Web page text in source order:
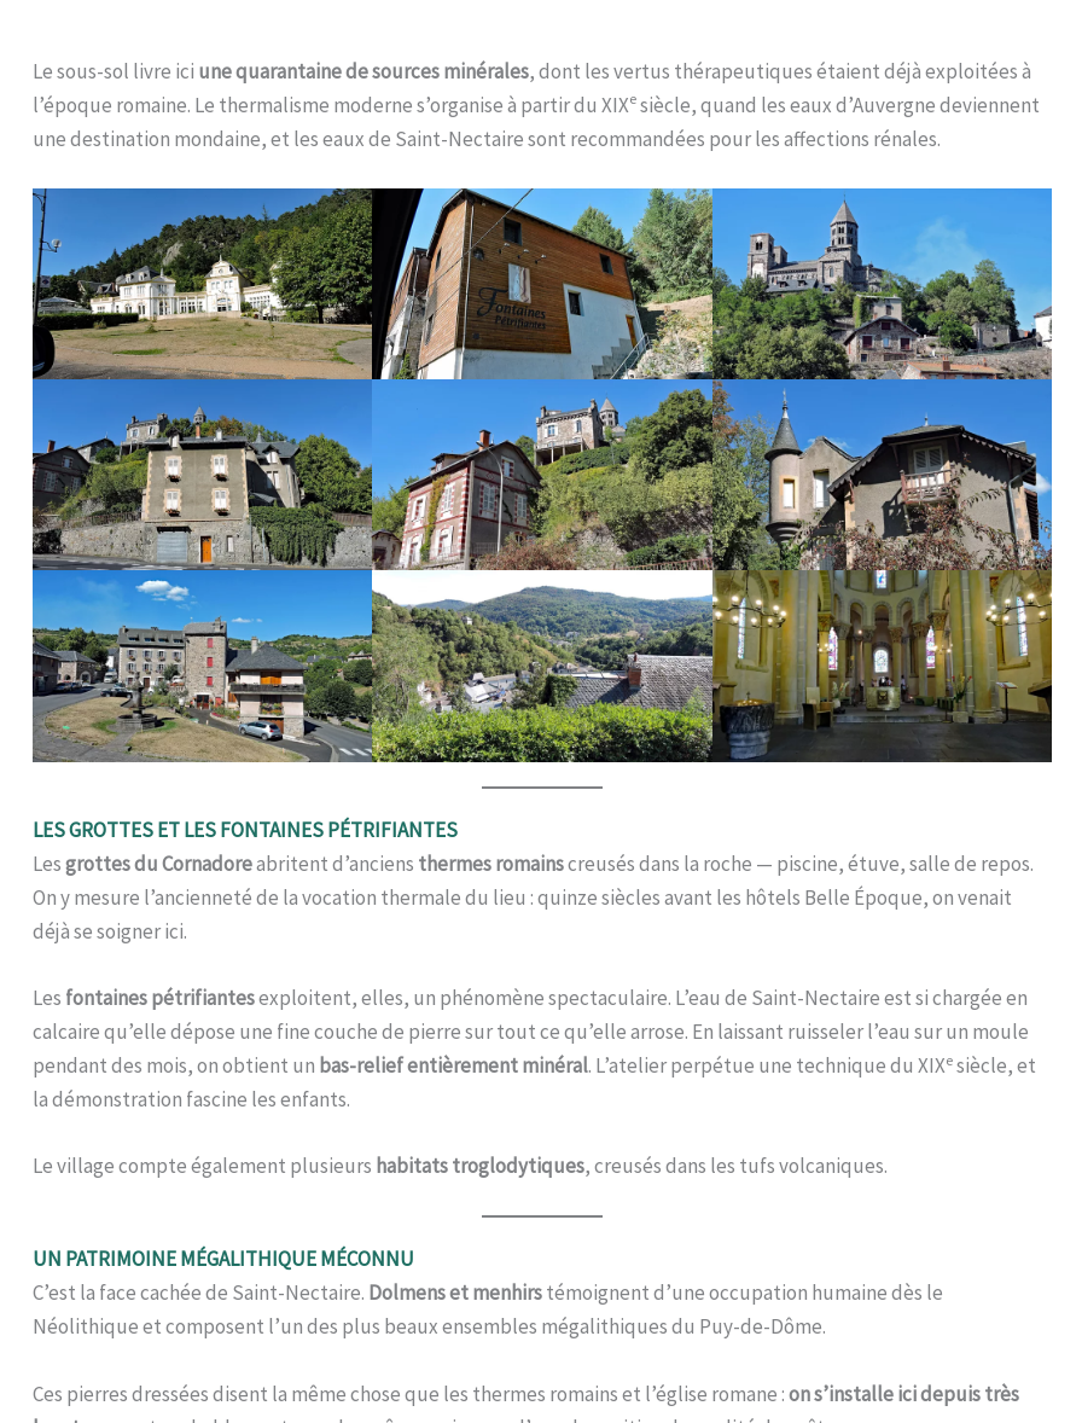
Le sous-sol livre ici une quarantaine de sources minérales, dont les vertus thérapeutiques étaient déjà exploitées à
l’époque romaine. Le thermalisme moderne s’organise à partir du XIXesiècle, quand les eaux d’Auvergne deviennent
une destination mondaine, et les eaux de Saint-Nectaire sont recommandées pour les affections rénales.
LES GROTTES ET LES FONTAINES PÉTRIFIANTES
Lesgrottes du Cornadoreabritent d’anciens thermes romainscreusés dans la roche — piscine, étuve, salle de repos.
On y mesure l’ancienneté de la vocation thermale du lieu : quinze siècles avant les hôtels Belle Époque, on venait
déjà se soigner ici.
Les fontaines pétrifiantesexploitent, elles, un phénomène spectaculaire. L’eau de Saint-Nectaire est si chargée en
calcaire qu’elle dépose une fine couche de pierre sur tout ce qu’elle arrose. En laissant ruisseler l’eau sur un moule
pendant des mois, on obtient un bas-relief entièrement minéral. L’atelier perpétue une technique du XIXesiècle, et
la démonstration fascine les enfants.
Le village compte également plusieurs habitats troglodytiques, creusés dans les tufs volcaniques.
UN PATRIMOINE MÉGALITHIQUE MÉCONNU
C’est la face cachée de Saint-Nectaire. Dolmens et menhirstémoignent d’une occupation humaine dès le
Néolithique et composent l’un des plus beaux ensembles mégalithiques du Puy-de-Dôme.
Ces pierres dressées disent la même chose que les thermes romains et l’église romane :on s’installe ici depuis très